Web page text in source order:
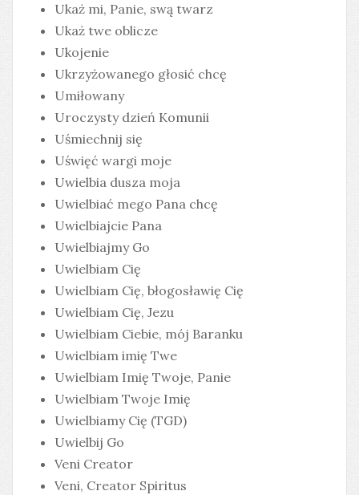
Ukaż mi, Panie, swą twarz
Ukaż twe oblicze
Ukojenie
Ukrzyżowanego głosić chcę
Umiłowany
Uroczysty dzień Komunii
Uśmiechnij się
Uświęć wargi moje
Uwielbia dusza moja
Uwielbiać mego Pana chcę
Uwielbiajcie Pana
Uwielbiajmy Go
Uwielbiam Cię
Uwielbiam Cię, błogosławię Cię
Uwielbiam Cię, Jezu
Uwielbiam Ciebie, mój Baranku
Uwielbiam imię Twe
Uwielbiam Imię Twoje, Panie
Uwielbiam Twoje Imię
Uwielbiamy Cię (TGD)
Uwielbij Go
Veni Creator
Veni, Creator Spiritus